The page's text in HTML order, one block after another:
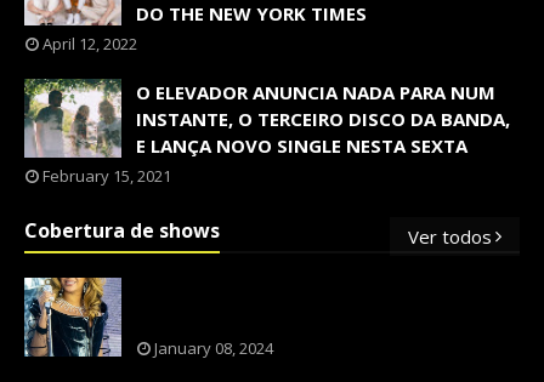
DO THE NEW YORK TIMES
April 12, 2022
O ELEVADOR ANUNCIA NADA PARA NUM
INSTANTE, O TERCEIRO DISCO DA BANDA,
E LANÇA NOVO SINGLE NESTA SEXTA
February 15, 2021
Cobertura de shows Ver todos
January 08, 2024